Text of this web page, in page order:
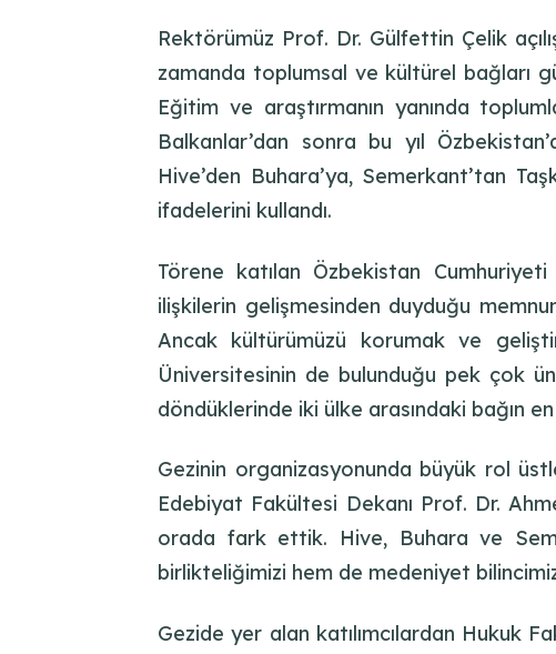
Rektörümüz Prof. Dr. Gülfettin Çelik
zamanda toplumsal ve kültürel bağları
Eğitim ve araştırmanın yanında
Balkanlar’dan sonra bu yıl
Hive’den Buhara’ya, Semerkant’tan
ifadelerini kullandı.
Törene katılan Özbekistan
ilişkilerin gelişmesinden duyduğu
Ancak kültürümüzü korumak ve
Üniversitesinin de bulunduğu pek çok
döndüklerinde iki ülke arasındaki bağın
Gezinin organizasyonunda büyük rol
Edebiyat Fakültesi Dekanı Prof. Dr.
orada fark ettik. Hive, Buhara ve
birlikteliğimizi hem de medeniyet
Gezide yer alan katılımcılardan Hukuk